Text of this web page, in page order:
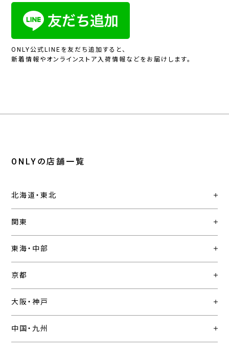
ONLY公式LINEを友だち追加すると、
新着情報やオンラインストア入荷情報などをお届けします。
ONLYの店舗一覧
北海道・東北
関東
東海・中部
京都
大阪・神戸
中国・九州